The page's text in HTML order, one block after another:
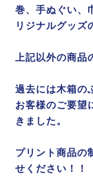
巻、手ぬぐい、
リジナルグッズ
上記以外の商
過去には木箱の
お客様のご要望
きました。
プリント商品の
せください！！